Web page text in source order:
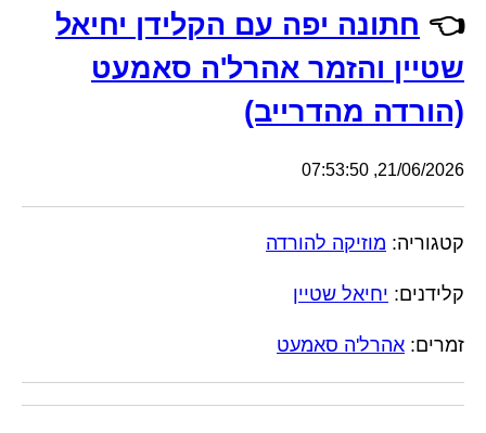
👈 חתונה יפה עם הקלידן יחיאל
שטיין והזמר אהרל'ה סאמעט
(הורדה מהדרייב)
21/06/2026, 07:53:50
קטגוריה: מוזיקה להורדה
קלידנים: יחיאל שטיין
זמרים: אהרל'ה סאמעט